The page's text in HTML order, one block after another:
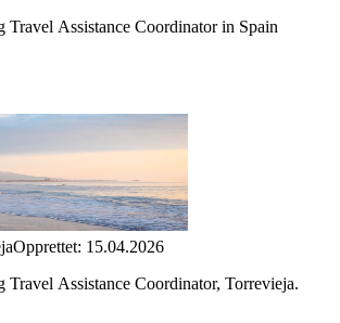
Travel Assistance Coordinator in Spain
Opprettet: 15.04.2026
Travel Assistance Coordinator, Torrevieja.